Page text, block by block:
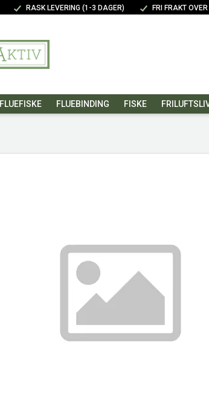
RASK LEVERING (1-3 DAGER) FRI FRAKT
FLUEFISKE FLUEBINDING FISKE